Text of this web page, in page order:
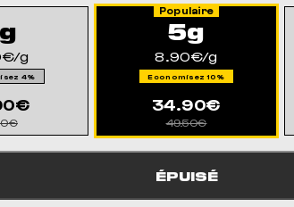
g
4%
5g
8.90€/g
Economisez 10%
34.90€
49.50€
ÉPUISÉ